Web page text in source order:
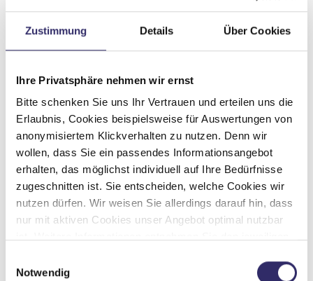
Zustimmung Details Über Cookies
Ihre Privatsphäre nehmen wir ernst
Bitte schenken Sie uns Ihr Vertrauen und erteilen uns die
Erlaubnis, Cookies beispielsweise für Auswertungen von
anonymisiertem Klickverhalten zu nutzen. Denn wir
wollen, dass Sie ein passendes Informationsangebot
erhalten, das möglichst individuell auf Ihre Bedürfnisse
zugeschnitten ist. Sie entscheiden, welche Cookies wir
nutzen dürfen. Wir weisen Sie allerdings darauf hin, dass
nur mit aktiven Cookies unser Angebot optimal nutzbar
Notwendig